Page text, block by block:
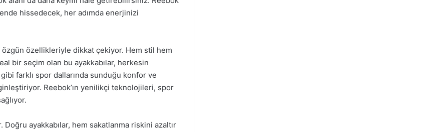
hissedecek, her adımda enerjinizi
özgün özellikleriyle dikkat çekiyor. Hem stil hem
bir seçim olan bu ayakkabılar, herkesin
farklı spor dallarında sunduğu konfor ve
Reebok’ın yenilikçi teknolojileri, spor
ayakkabılar, hem sakatlanma riskini azaltır